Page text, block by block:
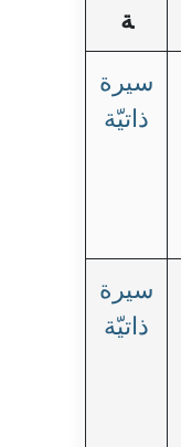
ة
سيرة
ذاتيّة
سيرة
ذاتيّة